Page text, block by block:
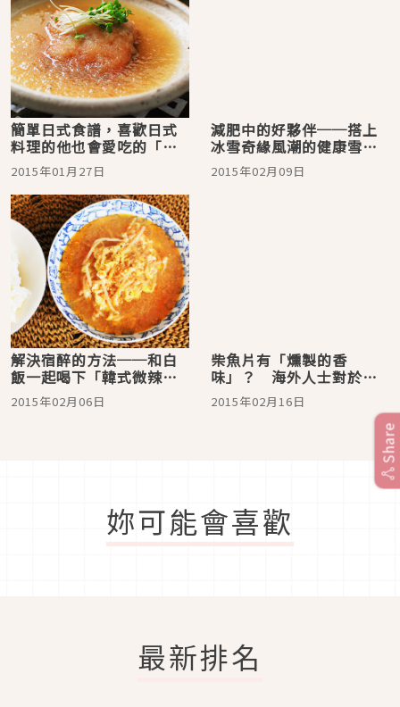
簡單日式食譜，喜歡日式
料理的他也會愛吃的「蘿
蔔泥煮鯖魚」
2015年01月27日
減肥中的好夥伴──搭上
冰雪奇緣風潮的健康雪見
鍋
2015年02月09日
解決宿醉的方法──和白
飯一起喝下「韓式微辣涼
拌豆芽菜湯」
2015年02月06日
柴魚片有「燻製的香
味」？ 海外人士對於
「白高湯」的反應
2015年02月16日
妳可能會喜歡
最新排名
Share